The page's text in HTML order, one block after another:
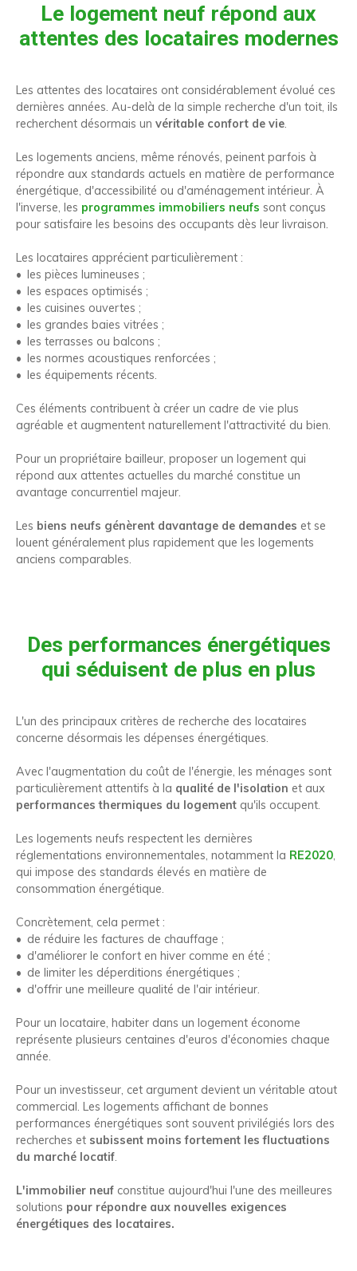
Le logement neuf répond aux
attentes des locataires modernes
Les attentes des locataires ont considérablement évolué ces
dernières années. Au-delà de la simple recherche d'un toit, ils
recherchent désormais un véritable confort de vie.
Les logements anciens, même rénovés, peinent parfois à
répondre aux standards actuels en matière de performance
énergétique, d'accessibilité ou d'aménagement intérieur. À
l'inverse, les programmes immobiliers neufs sont conçus
pour satisfaire les besoins des occupants dès leur livraison.
Les locataires apprécient particulièrement :
les pièces lumineuses ;
les espaces optimisés ;
les cuisines ouvertes ;
les grandes baies vitrées ;
les terrasses ou balcons ;
les normes acoustiques renforcées ;
les équipements récents.
Ces éléments contribuent à créer un cadre de vie plus
agréable et augmentent naturellement l'attractivité du bien.
Pour un propriétaire bailleur, proposer un logement qui
répond aux attentes actuelles du marché constitue un
avantage concurrentiel majeur.
Les biens neufs génèrent davantage de demandes et se
louent généralement plus rapidement que les logements
anciens comparables.
Des performances énergétiques
qui séduisent de plus en plus
L'un des principaux critères de recherche des locataires
concerne désormais les dépenses énergétiques.
Avec l'augmentation du coût de l'énergie, les ménages sont
particulièrement attentifs à la qualité de l'isolation et aux
performances thermiques du logement qu'ils occupent.
Les logements neufs respectent les dernières
réglementations environnementales, notamment la RE2020,
qui impose des standards élevés en matière de
consommation énergétique.
Concrètement, cela permet :
de réduire les factures de chauffage ;
d'améliorer le confort en hiver comme en été ;
de limiter les déperditions énergétiques ;
d'offrir une meilleure qualité de l'air intérieur.
Pour un locataire, habiter dans un logement économe
représente plusieurs centaines d'euros d'économies chaque
année.
Pour un investisseur, cet argument devient un véritable atout
commercial. Les logements affichant de bonnes
performances énergétiques sont souvent privilégiés lors des
recherches et subissent moins fortement les fluctuations
du marché locatif.
L'immobilier neuf constitue aujourd'hui l'une des meilleures
solutions pour répondre aux nouvelles exigences
énergétiques des locataires.